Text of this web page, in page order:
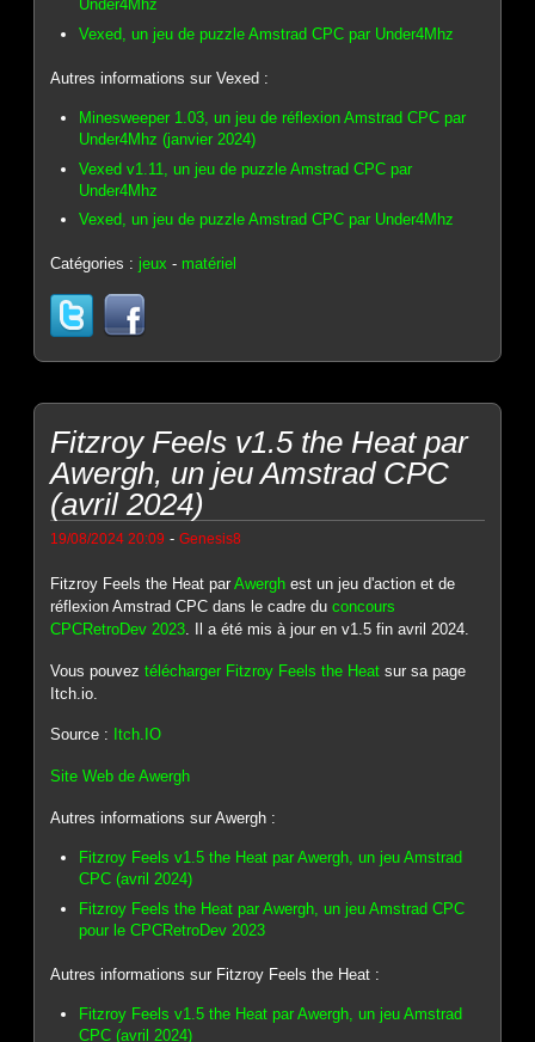
Under4Mhz
Vexed, un jeu de puzzle Amstrad CPC par Under4Mhz
Autres informations sur Vexed :
Minesweeper 1.03, un jeu de réflexion Amstrad CPC par
Under4Mhz (janvier 2024)
Vexed v1.11, un jeu de puzzle Amstrad CPC par
Under4Mhz
Vexed, un jeu de puzzle Amstrad CPC par Under4Mhz
Catégories :jeux - matériel
Fitzroy Feels v1.5 the Heat par
Awergh, un jeu Amstrad CPC
(avril 2024)
19/08/2024 20:09 -Genesis8
Fitzroy Feels the Heat parAwergh est un jeu d'action et de
réflexion Amstrad CPC dans le cadre duconcours
CPCRetroDev 2023. Il a été mis à jour en v1.5 fin avril 2024.
Vous pouveztélécharger Fitzroy Feels the Heat sur sa page
Itch.io.
Source : Itch.IO
Site Web de Awergh
Autres informations sur Awergh :
Fitzroy Feels v1.5 the Heat par Awergh, un jeu Amstrad
CPC (avril 2024)
Fitzroy Feels the Heat par Awergh, un jeu Amstrad CPC
pour le CPCRetroDev 2023
Autres informations sur Fitzroy Feels the Heat :
Fitzroy Feels v1.5 the Heat par Awergh, un jeu Amstrad
CPC (avril 2024)